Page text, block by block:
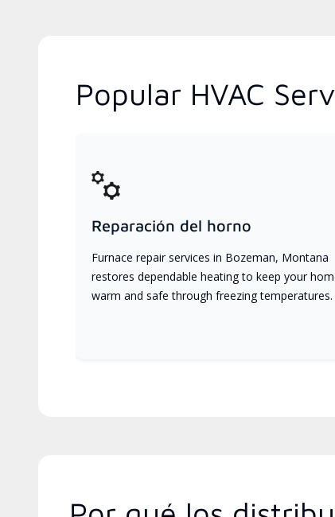
Popular HVAC
Reparación del horno
Furnace repair services in Bozeman, Montana
restores dependable heating to keep your
warm and safe through freezing temperatures.